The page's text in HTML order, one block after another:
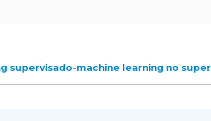
supervisado-machine learning no